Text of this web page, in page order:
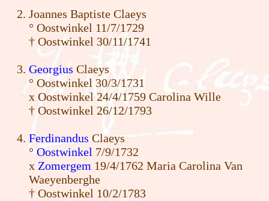
Joannes Baptiste Claeys
° Oostwinkel 11/7/1729
† Oostwinkel 30/11/1741
Georgius Claeys
° Oostwinkel 30/3/1731
x Oostwinkel 24/4/1759 Carolina Wille
† Oostwinkel 26/12/1793
Ferdinandus Claeys
°Oostwinkel 7/9/1732
x Zomergem 19/4/1762 Maria Carolina Van
Waeyenberghe
† Oostwinkel 10/2/1783